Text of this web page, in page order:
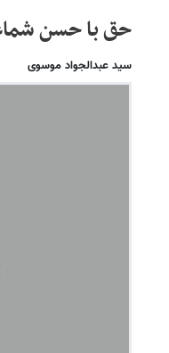
حق با حسن
سید عبدالجواد موسوی